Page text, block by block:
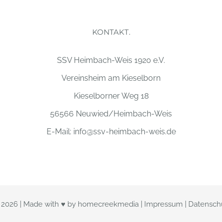
KONTAKT.
SSV Heimbach-Weis 1920 e.V.
Vereinsheim am Kieselborn
Kieselborner Weg 18
56566 Neuwied/Heimbach-Weis
E-Mail: info@ssv-heimbach-weis.de
2026 | Made with ♥ by homecreekmedia Impressum